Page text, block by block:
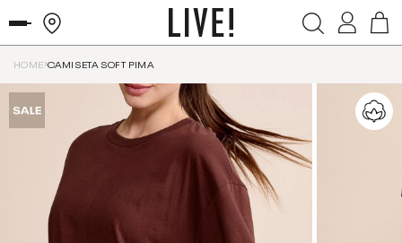
HOME CAMISETA SOFT PIMA